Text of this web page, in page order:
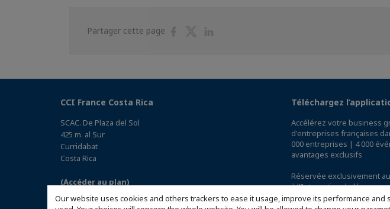
Our website uses cookies and others trackers to ease it usage, improve its performance
Partager cette page
PartagerPartager
CCI France Costa Rica
SCAC. De Plaza del Sol
425 m. al Sur
Curridabat
Costa Rica
(Accéder au plan)
Téléchargez
Accélérez votre business
d'entreprises françaises
000 entreprises | 4 000
avantages exclusifs
Réservée exclusivement
à l'International,découvrez